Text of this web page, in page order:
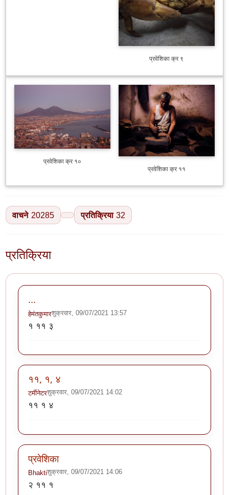
प्रवेशिका क्र ९
प्रवेशिका क्र १०
प्रवेशिका क्र ११
वाचने 20285 प्रतिक्रिया 32
प्रतिक्रिया
...
हेमंतकुमारशुक्रवार, 09/07/2021 13:57
१ ११ ३
११, १, ४
टर्मीनेटरशुक्रवार, 09/07/2021 14:02
११ १ ४
प्रवेशिका
Bhaktiशुक्रवार, 09/07/2021 14:06
२ ११ १